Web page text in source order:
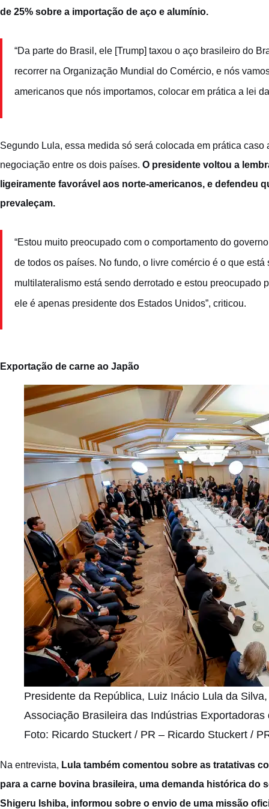
de 25% sobre a importação de aço e alumínio.
“Da parte do Brasil, ele [Trump] taxou o aço brasileiro do
recorrer na Organização Mundial do Comércio, e nós
americanos que nós importamos, colocar em prática a lei
Segundo Lula, essa medida só será colocada em prática
negociação entre os dois países. O presidente voltou a
ligeiramente favorável aos norte-americanos, e defendeu
prevaleçam.
“Estou muito preocupado com o comportamento do
de todos os países. No fundo, o livre comércio é o que
multilateralismo está sendo derrotado e estou preocupado
ele é apenas presidente dos Estados Unidos”, criticou.
Exportação de carne ao Japão
Presidente da República, Luiz Inácio Lula da
Associação Brasileira das Indústrias
Foto: Ricardo Stuckert / PR – Ricardo Stuckert /
Na entrevista, Lula também comentou sobre as tratativas
para a carne bovina brasileira, uma demanda histórica do
Shigeru Ishiba, informou sobre o envio de uma missão